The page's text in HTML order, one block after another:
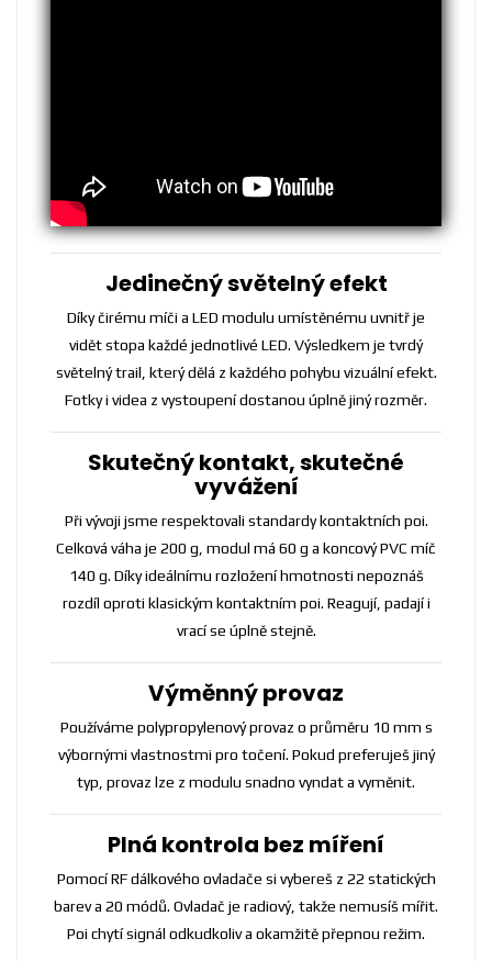
Jedinečný světelný efekt
Díky čirému míči a LED modulu umístěnému uvnitř je
vidět stopa každé jednotlivé LED. Výsledkem je tvrdý
světelný trail, který dělá z každého pohybu vizuální efekt.
Fotky i videa z vystoupení dostanou úplně jiný rozměr.
Skutečný kontakt, skutečné
vyvážení
Při vývoji jsme respektovali standardy kontaktních poi.
Celková váha je 200 g, modul má 60 g a koncový PVC míč
140 g. Díky ideálnímu rozložení hmotnosti nepoznáš
rozdíl oproti klasickým kontaktním poi. Reagují, padají i
vrací se úplně stejně.
Výměnný provaz
Používáme polypropylenový provaz o průměru 10 mm s
výbornými vlastnostmi pro točení. Pokud preferuješ jiný
typ, provaz lze z modulu snadno vyndat a vyměnit.
Plná kontrola bez míření
Pomocí RF dálkového ovladače si vybereš z 22 statických
barev a 20 módů. Ovladač je radiový, takže nemusíš mířit.
Poi chytí signál odkudkoliv a okamžitě přepnou režim.